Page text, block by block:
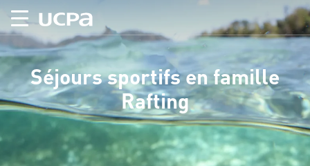
Séjours sportifs en famille
Rafting